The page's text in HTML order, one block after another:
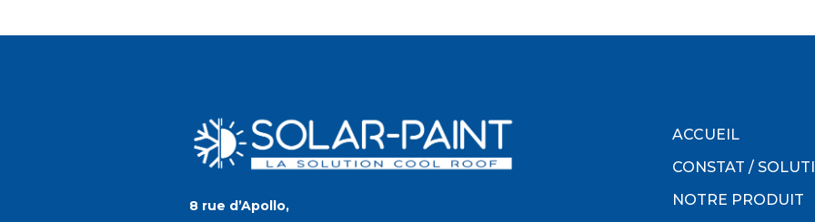
8 rue d’Apollo,
ACCUEIL
CONSTAT /
NOTRE PRODUIT